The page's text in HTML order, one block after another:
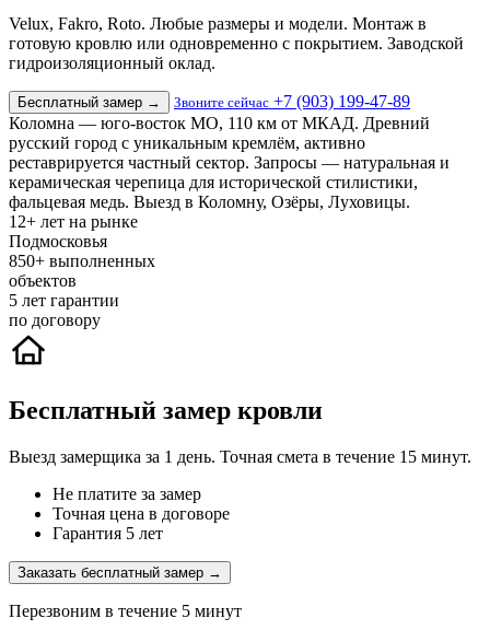
Velux, Fakro, Roto. Любые размеры и модели. Монтаж в
готовую кровлю или одновременно с покрытием. Заводской
гидроизоляционный оклад.
Бесплатный замер → Звоните сейчас +7 (903) 199-47-89
Коломна — юго-восток МО, 110 км от МКАД. Древний
русский город с уникальным кремлём, активно
реставрируется частный сектор. Запросы — натуральная и
керамическая черепица для исторической стилистики,
фальцевая медь. Выезд в Коломну, Озёры, Луховицы.
12+ лет на рынке
Подмосковья
850+ выполненных
объектов
5 лет гарантии
по договору
Бесплатный замер кровли
Выезд замерщика за 1 день. Точная смета в течение 15 минут.
Не платите за замер
Точная цена в договоре
Гарантия 5 лет
Заказать бесплатный замер →
Перезвоним в течение 5 минут